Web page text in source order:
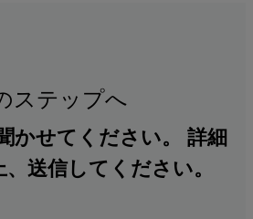
ステップへ
かせてください。 詳細
送信してください。